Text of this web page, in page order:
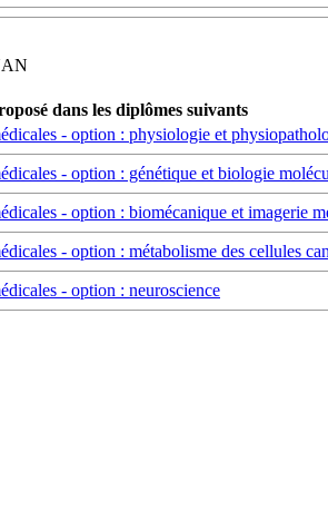
dans les diplômes suivants
- option : physiologie et
- option : génétique et biologie
- option : biomécanique et imagerie
- option : métabolisme des cellules
- option : neuroscience